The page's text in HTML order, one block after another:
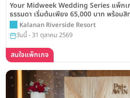
Your Midweek Wedding Series แพ็กเ
ธรรมดา เริ่มต้นเพียง 65,000 บาท พร้อม
Kalanan Riverside Resort
Kalanan Riverside Resort
วันนี้ - 31 ตุลาคม 2569
สนใจแพ็กเกจ